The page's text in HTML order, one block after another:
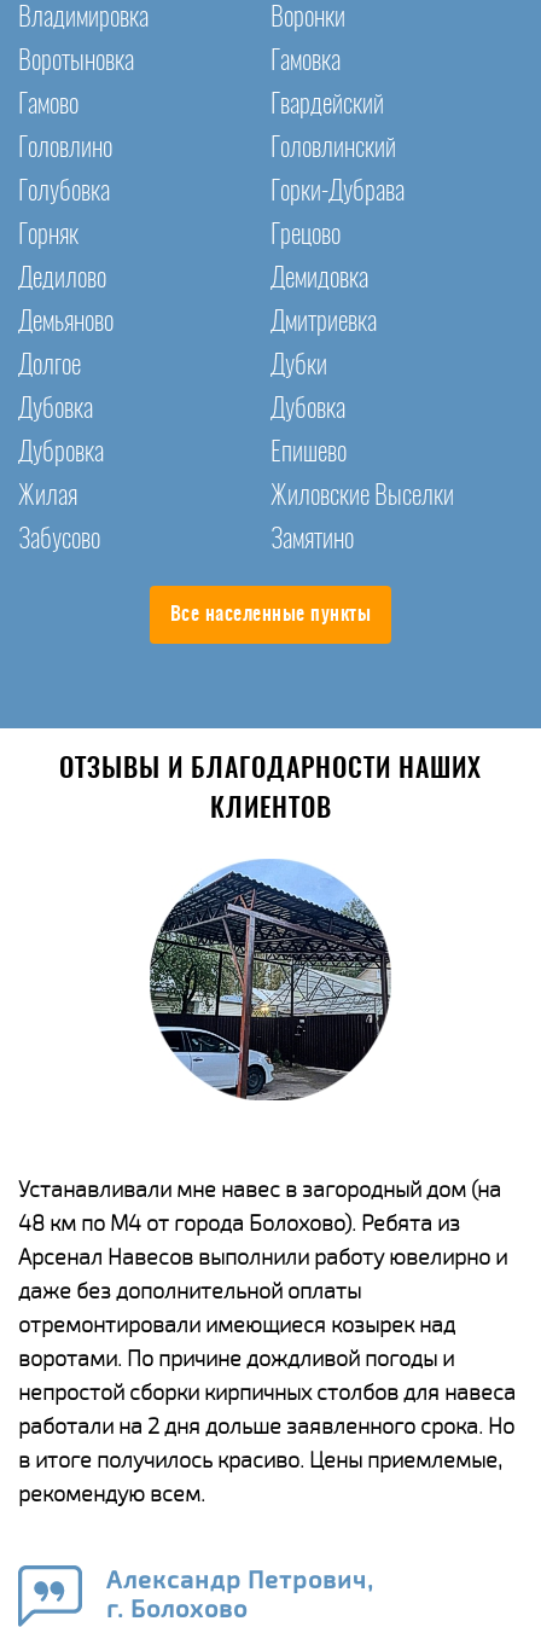
Владимировка
Воронки
Воротыновка
Гамовка
Гамово
Гвардейский
Головлино
Головлинский
Голубовка
Горки-Дубрава
Горняк
Грецово
Дедилово
Демидовка
Демьяново
Дмитриевка
Долгое
Дубки
Дубовка
Дубовка
Дубровка
Епишево
Жилая
Жиловские Выселки
Забусово
Замятино
Все населенные пункты
ОТЗЫВЫ И БЛАГОДАРНОСТИ НАШИХ
КЛИЕНТОВ
Устанавливали мне навес в загородный дом (на
48 км по М4 от города Болохово). Ребята из
Арсенал Навесов выполнили работу ювелирно и
даже без дополнительной оплаты
отремонтировали имеющиеся козырек над
воротами. По причине дождливой погоды и
непростой сборки кирпичных столбов для навеса
работали на 2 дня дольше заявленного срока. Но
в итоге получилось красиво. Цены приемлемые,
рекомендую всем.
Александр Петрович,
г. Болохово